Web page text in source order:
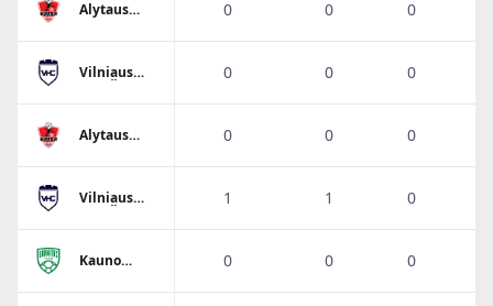
Alytaus
Stronglasas
0 0 0
Vilniaus
0 0 0
Alytaus
Stronglasas
0 0 0
Vilniaus
1 1 0
Kauno
Karys
0 0 0